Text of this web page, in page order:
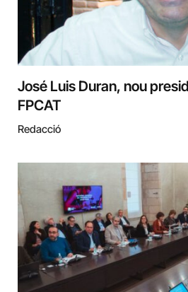
José Luis Duran, nou
FPCAT
Redacció